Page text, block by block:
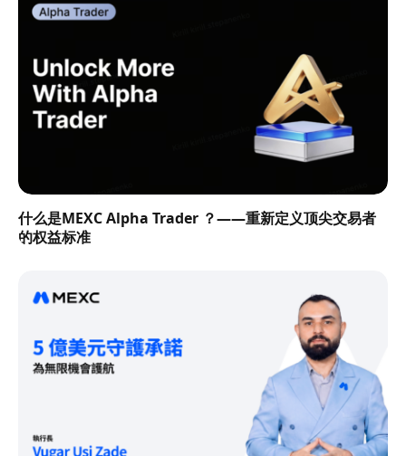
什么是MEXC Alpha Trader ？——重新定义顶尖交易者
的权益标准